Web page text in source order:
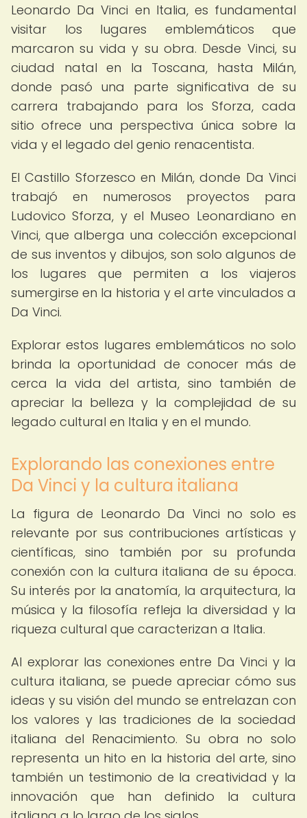
Leonardo Da Vinci en Italia, es fundamental
visitar los lugares emblemáticos que
marcaron su vida y su obra. Desde Vinci, su
ciudad natal en la Toscana, hasta Milán,
donde pasó una parte significativa de su
carrera trabajando para los Sforza, cada
sitio ofrece una perspectiva única sobre la
vida y el legado del genio renacentista.
El Castillo Sforzesco en Milán, donde Da Vinci
trabajó en numerosos proyectos para
Ludovico Sforza, y el Museo Leonardiano en
Vinci, que alberga una colección excepcional
de sus inventos y dibujos, son solo algunos de
los lugares que permiten a los viajeros
sumergirse en la historia y el arte vinculados a
Da Vinci.
Explorar estos lugares emblemáticos no solo
brinda la oportunidad de conocer más de
cerca la vida del artista, sino también de
apreciar la belleza y la complejidad de su
legado cultural en Italia y en el mundo.
Explorando las conexiones entre
Da Vinci y la cultura italiana
La figura de Leonardo Da Vinci no solo es
relevante por sus contribuciones artísticas y
científicas, sino también por su profunda
conexión con la cultura italiana de su época.
Su interés por la anatomía, la arquitectura, la
música y la filosofía refleja la diversidad y la
riqueza cultural que caracterizan a Italia.
Al explorar las conexiones entre Da Vinci y la
cultura italiana, se puede apreciar cómo sus
ideas y su visión del mundo se entrelazan con
los valores y las tradiciones de la sociedad
italiana del Renacimiento. Su obra no solo
representa un hito en la historia del arte, sino
también un testimonio de la creatividad y la
innovación que han definido la cultura